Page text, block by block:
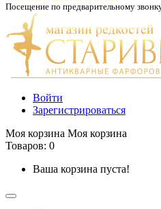
Посещение по предварительному
Войти
Зарегистрироваться
Моя корзина Моя корзина
Товаров: 0
Ваша корзина пуста!